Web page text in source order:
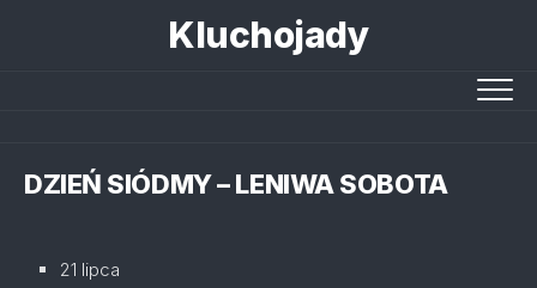
Kluchojady
DZIEŃ SIÓDMY – LENIWA SOBOTA
21 lipca